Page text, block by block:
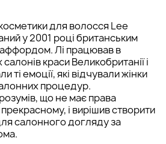
для волосся Lee
у 2001 році британським
Лі працював в
краси Великобританії і
ті емоції, які відчували жінки
процедур.
що не має права
і вирішив створити
салонного догляду за